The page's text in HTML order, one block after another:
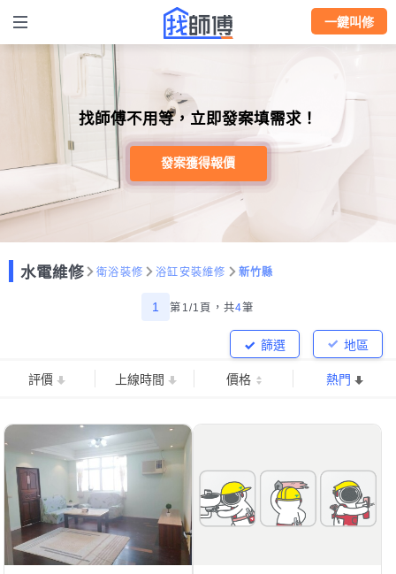
一鍵叫修
找師傅不用等，立即發案填需求！
發案獲得報價
水電維修 衛浴裝修 浴缸安裝維修 新竹縣
1 第1/1頁， 共4筆
地區
篩選
評價 上線時間 價格 熱門